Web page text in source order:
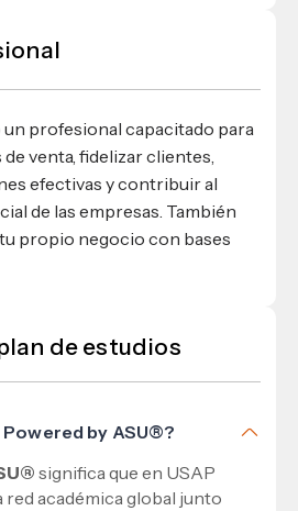
un profesional capacitado para
venta, fidelizar clientes,
efectivas y contribuir al
de las empresas. También
propio negocio con bases
de estudios
by ASU®?
significa que en USAP
red académica global junto